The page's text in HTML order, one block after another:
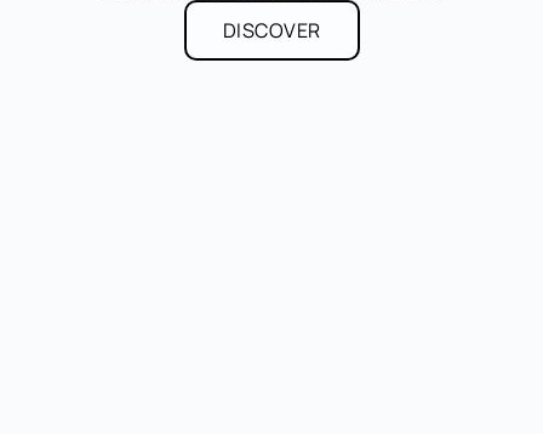
DISCOVER